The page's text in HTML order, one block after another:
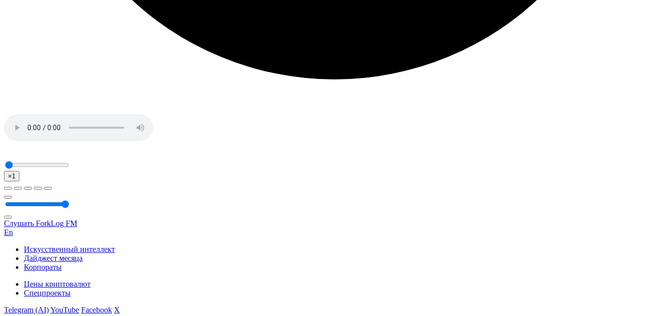
×1
Слушать ForkLog FM
En
Искусственный интеллект
Дайджест месяца
Корпораты
Цены криптовалют
Спецпроекты
Telegram (AI)YouTube Facebook X